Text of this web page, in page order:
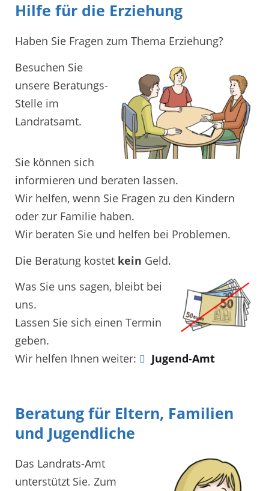
Hilfe für die Erziehung
Haben Sie Fragen zum Thema Erziehung?
Besuchen Sie
unsere Beratungs-
Stelle im
Landratsamt.
Sie können sich
informieren und beraten lassen.
Wir helfen, wenn Sie Fragen zu den Kindern
oder zur Familie haben.
Wir beraten Sie und helfen bei Problemen.
Die Beratung kostet kein Geld.
Was Sie uns sagen, bleibt bei
uns.
Lassen Sie sich einen Termin
geben.
Wir helfen Ihnen weiter:
Jugend-Amt
Beratung für Eltern, Familien
und Jugendliche
Das Landrats-Amt
unterstützt Sie. Zum